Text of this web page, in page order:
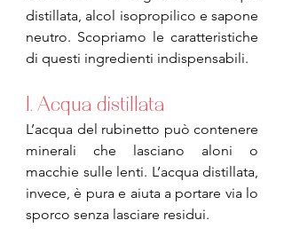
distillata, alcol isopropilico e sapone
neutro. Scopriamo le caratteristiche
di questi ingredienti indispensabili.
1. Acqua distillata
L’acqua del rubinetto può contenere
minerali che lasciano aloni o
macchie sulle lenti. L’acqua distillata,
invece, è pura e aiuta a portare via lo
sporco senza lasciare residui.